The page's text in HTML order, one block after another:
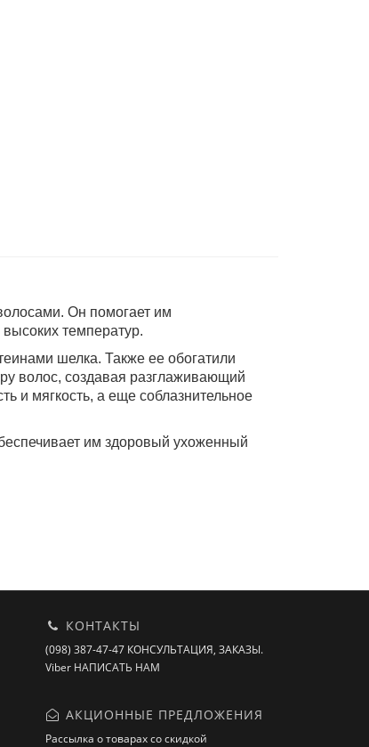
Он помогает им
температур.
шелка. Также ее обогатили
волос, создавая разглаживающий
и мягкость, а еще соблазнительное
им здоровый ухоженный
КОНТАКТЫ
(098) 387-47-47 КОНСУЛЬТАЦИЯ, ЗАКАЗЫ.
Viber НАПИСАТЬ НАМ
АКЦИОННЫЕ ПРЕДЛОЖЕНИЯ
Рассылка о товарах со скидкой